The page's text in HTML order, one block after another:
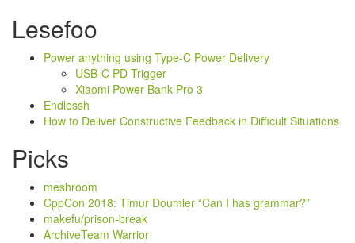
Lesefoo
Power anything using Type-C Power Delivery
USB-C PD Trigger
Xiaomi Power Bank Pro 3
Endlessh
How to Deliver Constructive Feedback in Difficult Situations
Picks
meshroom
CppCon 2018: Timur Doumler “Can I has grammar?”
makefu/prison-break
ArchiveTeam Warrior